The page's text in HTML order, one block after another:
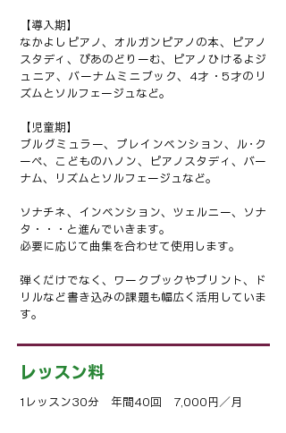
【導入期】
なかよしピアノ、オルガンピアノの本、ピアノ
スタディ、ぴあのどりーむ、ピアノひけるよジ
ュニア、バーナムミニブック、4才・5才のリ
ズムとソルフェージュなど。
【児童期】
ブルグミュラー、プレインベンション、ル･ク
ーペ、こどものハノン、ピアノスタディ、バー
ナム、リズムとソルフェージュなど。
ソナチネ、インベンション、ツェルニー、ソナ
タ・・・と進んでいきます。
必要に応じて曲集を合わせて使用します。
弾くだけでなく、ワークブックやプリント、ド
リルなど書き込みの課題も幅広く活用していま
す。
レッスン料
1レッスン30分 年間40回 7,000円／月